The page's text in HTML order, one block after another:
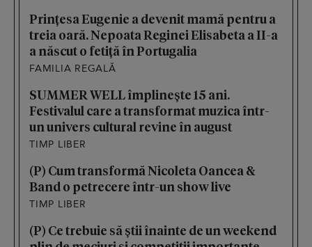
Prințesa Eugenie a devenit mamă pentru a
treia oară. Nepoata Reginei Elisabeta a II-a
a născut o fetiță în Portugalia
FAMILIA REGALĂ
SUMMER WELL împlinește 15 ani.
Festivalul care a transformat muzica într-
un univers cultural revine în august
TIMP LIBER
(P) Cum transformă Nicoleta Oancea &
Band o petrecere într-un show live
TIMP LIBER
(P) Ce trebuie să știi înainte de un weekend